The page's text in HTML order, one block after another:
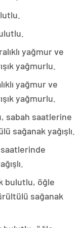
yağmur ve
yağmurlu.
yağmur ve
yağmurlu.
sabah saatlerine
sağanak yağışlı.
saatlerinde
bulutlu, öğle
sağanak